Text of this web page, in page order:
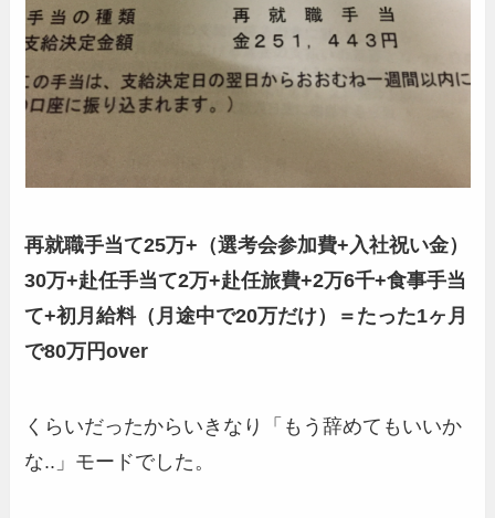
再就職手当て25万+（選考会参加費+入社祝い金）
30万+赴任手当て2万+赴任旅費+2万6千+食事手当
て+初月給料（月途中で20万だけ）＝たった1ヶ月
で80万円over
くらいだったからいきなり「もう辞めてもいいか
な..」モードでした。